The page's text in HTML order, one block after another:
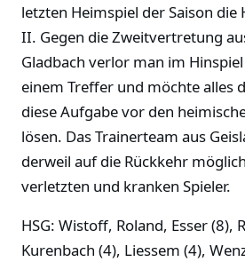
letzten Heimspiel der Saison die
II. Gegen die Zweitvertretung
Gladbach verlor man im
einem Treffer und möchte alles
diese Aufgabe vor den
lösen. Das Trainerteam aus
derweil auf die Rückkehr
verletzten und kranken Spieler.
HSG: Wistoff, Roland, Esser (8),
Kurenbach (4), Liessem (4),